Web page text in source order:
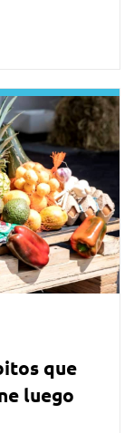
que
luego